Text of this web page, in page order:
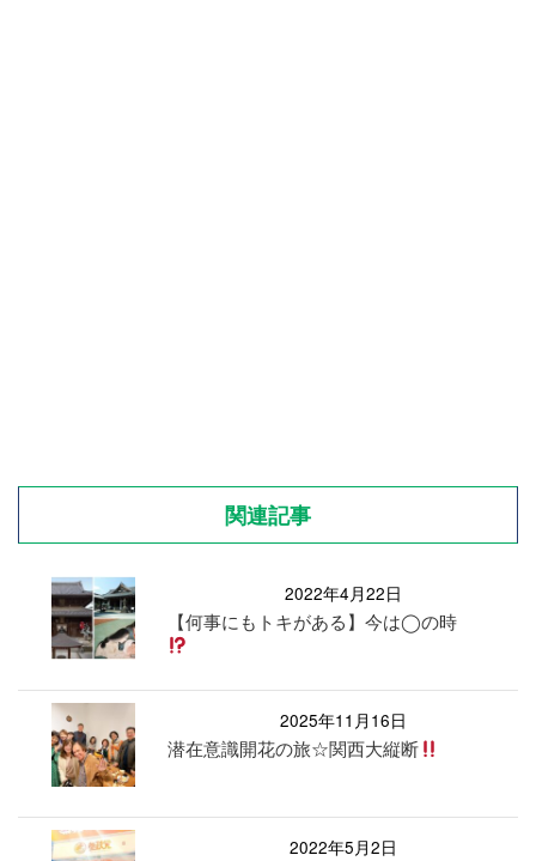
関連記事
2022年4月22日
【何事にもトキがある】今は◯の時
2025年11月16日
潜在意識開花の旅☆関西大縦断
2022年5月2日